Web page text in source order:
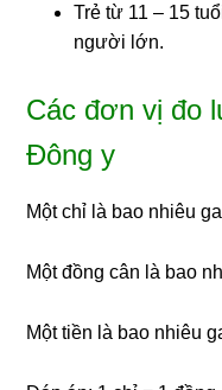
Trẻ từ 11 – 15
người lớn.
Các đơn vị đo
Đông y
Một chỉ là bao nhiêu
Một đồng cân là bao
Một tiền là bao nhiêu